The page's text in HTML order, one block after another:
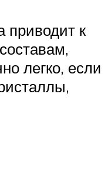
приводит к
легко, если